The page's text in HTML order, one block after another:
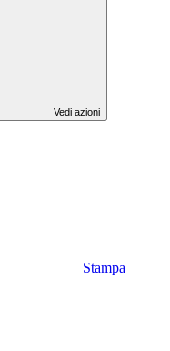
Vedi azioni
Stampa